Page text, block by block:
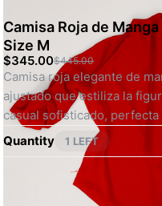
Camisa Roja de
Size M
$345.00$445.00
Camisa roja elegante de
ajustado que estiliza la
casual sofisticado,
vestir o jeans.
SKU: AL00010
Quantity 1 LEFT